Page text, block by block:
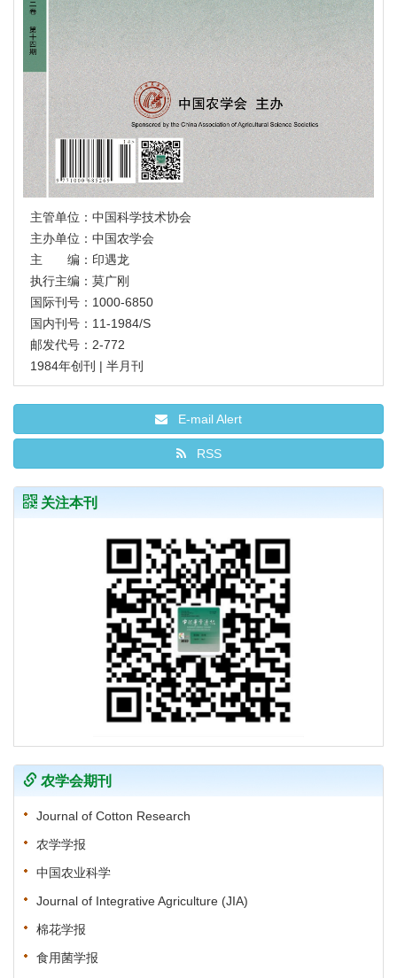
主管单位：中国科学技术协会
主办单位：中国农学会
主 编：印遇龙
执行主编：莫广刚
国际刊号：1000-6850
国内刊号：11-1984/S
邮发代号：2-772
1984年创刊 | 半月刊
E-mail Alert
RSS
关注本刊
农学会期刊
Journal of Cotton Research
农学学报
中国农业科学
Journal of Integrative Agriculture (JIA)
棉花学报
食用菌学报